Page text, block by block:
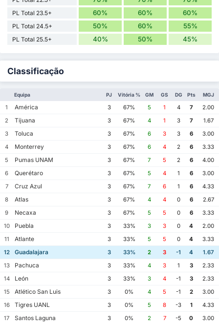
PL Total 23.5+ 60% 60% 60%
PL Total 24.5+ 50% 60% 55%
PL Total 25.5+ 40% 50% 45%
Classificação
Equipa PJ Vitória % GM GS DG Pts MGJ
1 América 3 67% 5 1 4 7
2.00
2
Tijuana 3 67% 4 1 3 7
1.67
3
Toluca 3 67% 6 3 3 6
3.00
4
Monterrey 3 67% 6 4 2 6
3.33
5
Pumas UNAM 3 67% 7 5 2 6
4.00
6
Querétaro 3 67% 5 4 1 6
3.00
7
Cruz Azul 3 67% 7 6 1 6
4.33
8
Atlas 3 67% 4 4 0 6
2.67
9
Necaxa 3 67% 5 5 0 6
3.33
10
Puebla 3 33% 3 3 0 4
2.00
11
Atlante 3 33% 5 5 0 4
3.33
12
Guadalajara 3 33% 2 3 -1 4
1.67
13
Pachuca 3 33% 4 3 1 3
2.33
14
León 3 33% 3 4 -1 3
2.33
15
Atlético San Luis 3 0% 4 5 -1 2
3.00
16
Tigres UANL 3 0% 5 8 -3 1
4.33
17
Santos Laguna 3 0% 2 7 -5 0
3.00